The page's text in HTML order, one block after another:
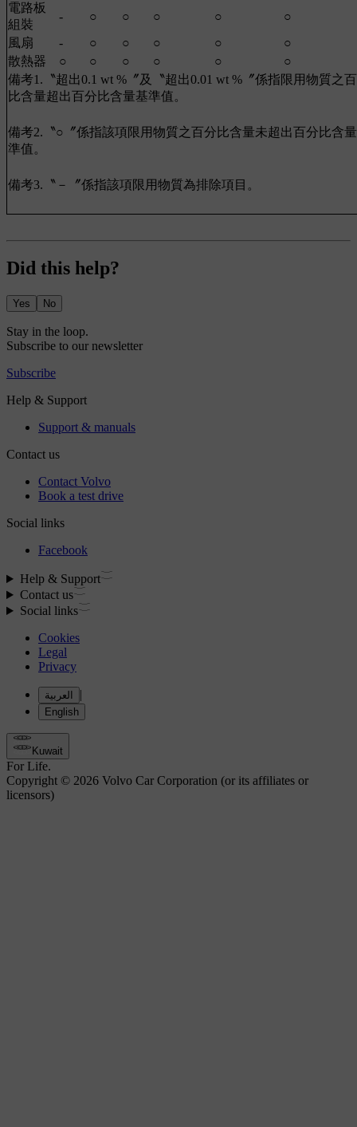
電路板
組裝
- ○ ○ ○ ○
○
風扇
- ○ ○ ○ ○
○
散熱器
○ ○ ○ ○ ○
○
備考1.〝超出0.1 wt %〞及〝超出0.01 wt %〞係指限用物質之
比含量超出百分比含量基準值。
備考2.〝○〞係指該項限用物質之百分比含量未超出百分比含
準值。
備考3.〝－〞係指該項限用物質為排除項目。
Did this help?
Yes No